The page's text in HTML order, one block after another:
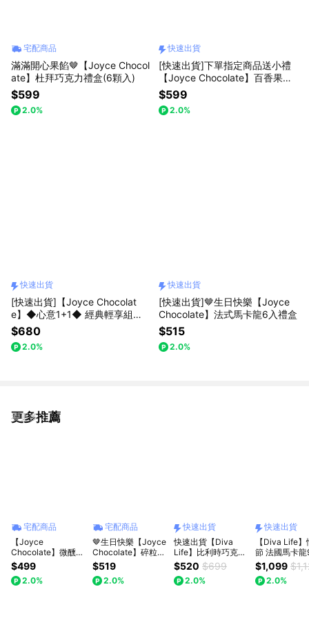
宅配商品
滿滿開心果餡🤎【Joyce Chocol
ate】杜拜巧克力禮盒(6顆入)
$599
2.0%
快速出貨
[快速出貨]下單指定商品送小禮
【Joyce Chocolate】百香果生
巧克力(2盒入；25顆/盒)🤎買一
送一
$599
2.0%
快速出貨
[快速出貨]【Joyce Chocolat
e】◆心意1+1◆ 經典輕享組合
｜73%生巧克力(16入)
$680
2.0%
快速出貨
[快速出貨]🤎生日快樂【Joyce
Chocolate】法式馬卡龍6入禮盒
$515
2.0%
更多推薦
看更多
宅配商品
【Joyce
Chocolate】微醺松
露禮盒(9顆入/盒)
$499
2.0%
宅配商品
🤎生日快樂【Joyce
Chocolate】碎粒松
露禮盒(9顆入)
$519
2.0%
快速出貨
快速出貨【Diva
Life】比利時巧克力
片12入迷你柏金包｜
交換禮物、送禮
$520 $699
2.0%
快速出貨
【Diva Life】
節 法國馬卡
盒｜告白送禮
節送禮、快速
$1,099
2.0%